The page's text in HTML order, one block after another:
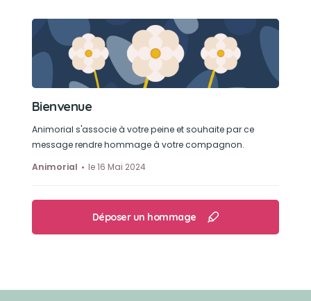
Son loisir préféré
Jouer au ballon
Bienvenue
Animorial s'associe à votre peine et souhaite par ce
message rendre hommage à votre compagnon.
Animorial
le 16 Mai 2024
Déposer un hommage